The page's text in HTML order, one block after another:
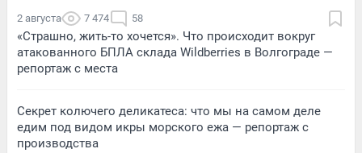
2 августа 7 474 58
«Страшно, жить-то хочется». Что происходит вокруг
атакованного БПЛА склада Wildberries в Волгограде —
репортаж с места
Секрет колючего деликатеса: что мы на самом деле
едим под видом икры морского ежа — репортаж с
производства